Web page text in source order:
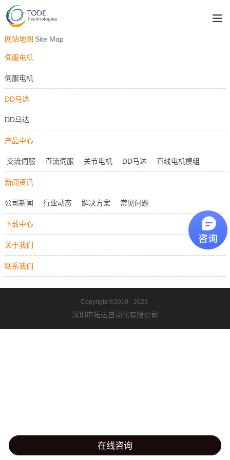
网站地图 Site Map
伺服电机
伺服电机
DD马达
DD马达
产品中心
交流伺服 直流伺服 关节电机 DD马达 直线电机模组
新闻资讯
公司新闻 行业动态 解决方案 常见问题
下载中心
关于我们
联系我们
Copyright ©2019 - 2023
深圳市拓达自动化有限公司
在线咨询